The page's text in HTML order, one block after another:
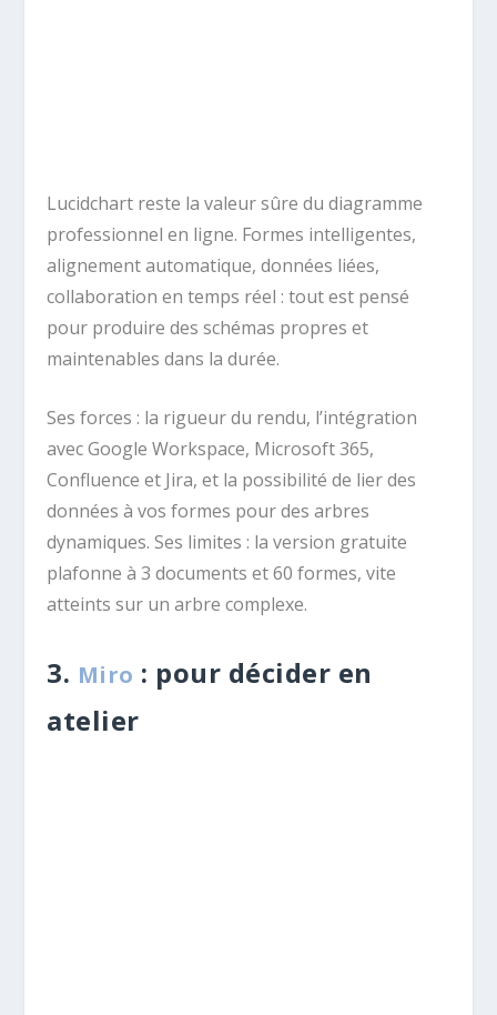
Lucidchart reste la valeur sûre du diagramme
professionnel en ligne. Formes intelligentes,
alignement automatique, données liées,
collaboration en temps réel : tout est pensé
pour produire des schémas propres et
maintenables dans la durée.
Ses forces : la rigueur du rendu, l’intégration
avec Google Workspace, Microsoft 365,
Confluence et Jira, et la possibilité de lier des
données à vos formes pour des arbres
dynamiques. Ses limites : la version gratuite
plafonne à 3 documents et 60 formes, vite
atteints sur un arbre complexe.
3. Miro : pour décider en
atelier